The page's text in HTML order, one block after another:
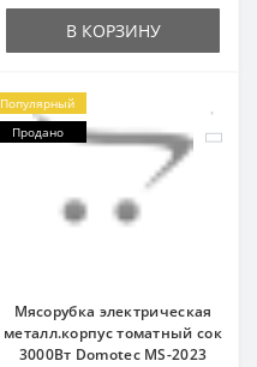
В КОРЗИНУ
Популярный
Продано
Мясорубка электрическая
металл.корпус томатный сок
3000Вт Domotec MS-2023